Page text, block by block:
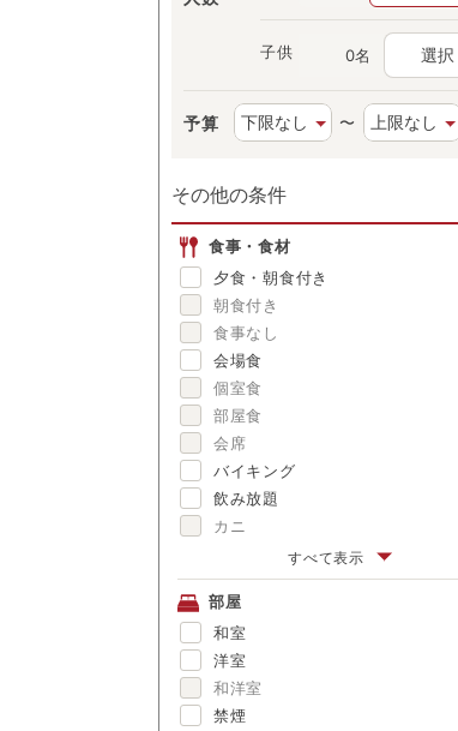
子供 名 選択
予算 〜
その他の条件
食事・食材
夕食・朝食付き
朝食付き
食事なし
会場食
個室食
部屋食
会席
バイキング
飲み放題
カニ
アワビ
金目鯛
舟盛
ブランド牛
囲炉裏料理
松茸
すべて表示
部屋
和室
洋室
和洋室
禁煙